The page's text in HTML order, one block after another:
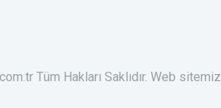
Tüm Hakları Saklıdır. Web sitemiz